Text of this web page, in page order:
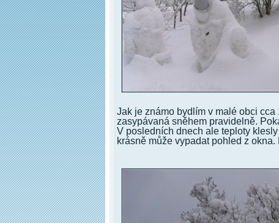
Jak je známo bydlím v malé obci
zasypávaná sněhem pravidelně.
V posledních dnech ale teploty
krásně může vypadat pohled z